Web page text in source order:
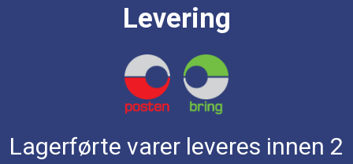
Levering
Lagerførte varer leveres innen 2